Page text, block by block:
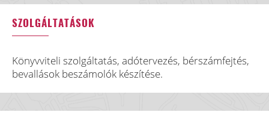
SZOLGÁLTATÁSOK
Könyvviteli szolgáltatás, adótervezés, bérszámfejtés,
bevallások beszámolók készítése.